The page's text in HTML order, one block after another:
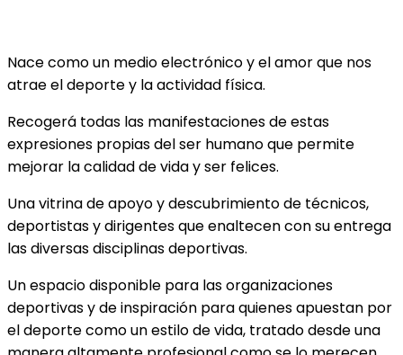
Nace como un medio electrónico y el amor que nos
atrae el deporte y la actividad física.
Recogerá todas las manifestaciones de estas
expresiones propias del ser humano que permite
mejorar la calidad de vida y ser felices.
Una vitrina de apoyo y descubrimiento de técnicos,
deportistas y dirigentes que enaltecen con su entrega
las diversas disciplinas deportivas.
Un espacio disponible para las organizaciones
deportivas y de inspiración para quienes apuestan por
el deporte como un estilo de vida, tratado desde una